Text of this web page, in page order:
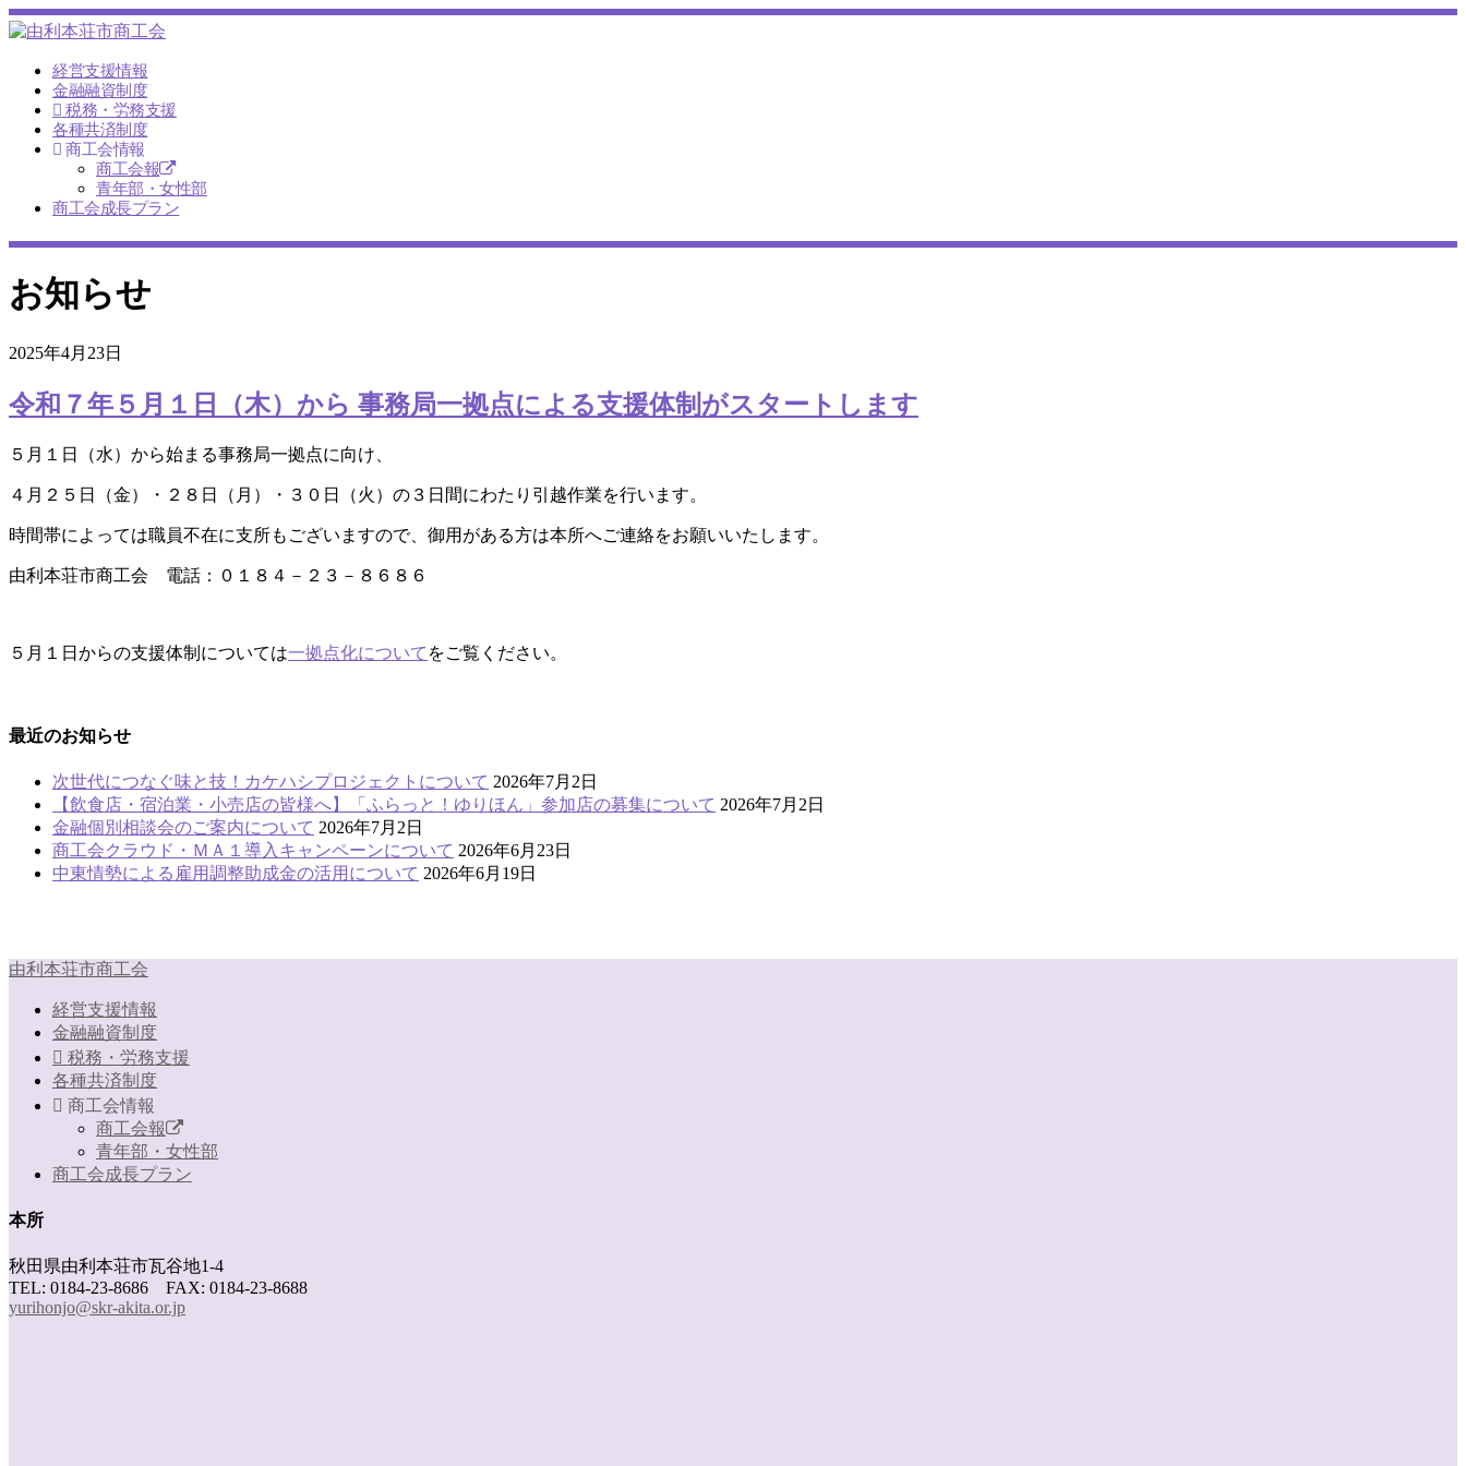
経営支援情報
金融融資制度
税務・労務支援
各種共済制度
商工会情報
商工会報
青年部・女性部
商工会成長プラン
お知らせ
2025年4月23日
令和７年５月１日（木）から 事務局一拠点による支援体制がスタートします
５月１日（水）から始まる事務局一拠点に向け、
４月２５日（金）・２８日（月）・３０日（火）の３日間にわたり引越作業を行います。
時間帯によっては職員不在に支所もございますので、御用がある方は本所へご連絡をお願いいたします。
由利本荘市商工会 電話：０１８４－２３－８６８６
５月１日からの支援体制については一拠点化について をご覧ください。
最近のお知らせ
次世代につなぐ味と技！カケハシプロジェクトについて 2026年7月2日
【飲食店・宿泊業・小売店の皆様へ】「ふらっと！ゆりほん」参加店の募集について 2026年7月2日
金融個別相談会のご案内について 2026年7月2日
商工会クラウド・ＭＡ１導入キャンペーンについて 2026年6月23日
中東情勢による雇用調整助成金の活用について 2026年6月19日
由利本荘市商工会
経営支援情報
金融融資制度
税務・労務支援
各種共済制度
商工会情報
商工会報
青年部・女性部
商工会成長プラン
本所
秋田県由利本荘市瓦谷地1-4
TEL: 0184-23-8686 FAX: 0184-23-8688
yurihonjo@skr-akita.or.jp